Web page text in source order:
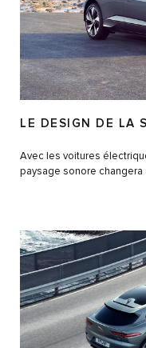
LE DESIGN DE LA
Avec les voitures
paysage sonore changera